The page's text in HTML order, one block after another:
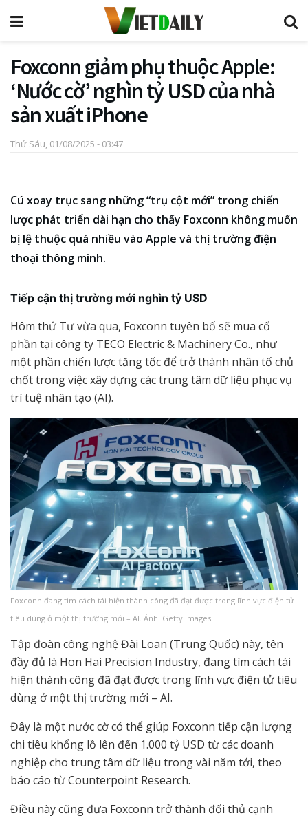
Foxconn giảm phụ thuộc Apple:
‘Nước cờ’ nghìn tỷ USD của nhà
sản xuất iPhone
Thứ Sáu, 01/08/2025 - 03:47
Cú xoay trục sang những “trụ cột mới” trong chiến
lược phát triển dài hạn cho thấy Foxconn không muốn
bị lệ thuộc quá nhiều vào Apple và thị trường điện
thoại thông minh.
Tiếp cận thị trường mới nghìn tỷ USD
Hôm thứ Tư vừa qua, Foxconn tuyên bố sẽ mua cổ
phần tại công ty TECO Electric & Machinery Co., như
một phần chiến lược tăng tốc để trở thành nhân tố chủ
chốt trong việc xây dựng các trung tâm dữ liệu phục vụ
trí tuệ nhân tạo (AI).
Foxconn đang tìm cách tái hiện thành công đã đạt được trong lĩnh vực điện tử
tiêu dùng ở một thị trường mới – AI. Ảnh: Getty Images
Tập đoàn công nghệ Đài Loan (Trung Quốc) này, tên
đầy đủ là Hon Hai Precision Industry, đang tìm cách tái
hiện thành công đã đạt được trong lĩnh vực điện tử tiêu
dùng ở một thị trường mới – AI.
Đây là một nước cờ có thể giúp Foxconn tiếp cận lượng
chi tiêu khổng lồ lên đến 1.000 tỷ USD từ các doanh
nghiệp cho trung tâm dữ liệu trong vài năm tới, theo
báo cáo từ Counterpoint Research.
Điều này cũng đưa Foxconn trở thành đối thủ cạnh